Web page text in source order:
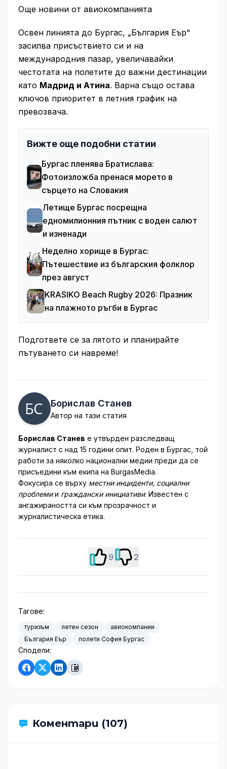
Още новини от авиокомпанията
Освен линията до Бургас, „България Еър“
засилва присъствието си и на
международния пазар, увеличавайки
честотата на полетите до важни дестинации
като Мадрид и Атина. Варна също остава
ключов приоритет в летния график на
превозвача.
Вижте още подобни статии
Бургас пленява Братислава:
Фотоизложба пренася морето в
сърцето на Словакия
Летище Бургас посрещна
едномилионния пътник с воден салют
и изненади
Неделно хорище в Бургас:
Пътешествие из българския фолклор
през август
KRASIKO Beach Rugby 2026: Празник
на плажното ръгби в Бургас
Подгответе се за лятото и планирайте
пътуването си навреме!
Борислав Станев
Автор на тази статия
Борислав Станев е утвърден разследващ
журналист с над 15 години опит. Роден в Бургас, той
работи за няколко национални медии преди да се
присъедини към екипа на BurgasMedia.
Фокусира се върху местни инциденти, социални
проблемии граждански инициативи. Известен с
ангажираността си към прозрачност и
журналистическа етика.
9 2
Тагове:
туризъм летен сезон
авиокомпании
България Еър
полети София Бургас
Сподели:
Коментари (107)